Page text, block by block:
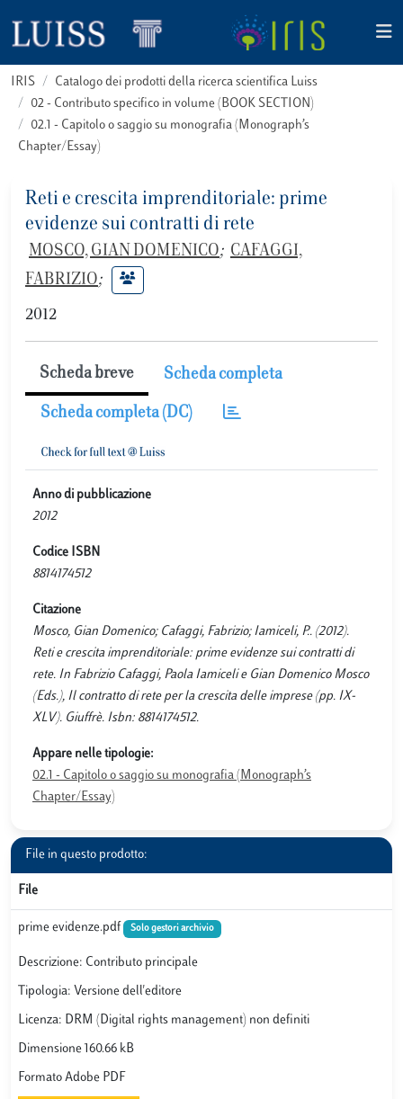
IRIS
Catalogo dei prodotti della ricerca scientifica Luiss
02 - Contributo specifico in volume (BOOK SECTION)
02.1 - Capitolo o saggio su monografia (Monograph’s
Chapter/Essay)
Reti e crescita imprenditoriale: prime
evidenze sui contratti di rete
MOSCO, GIAN DOMENICO; CAFAGGI,
FABRIZIO;
2012
Scheda breve Scheda completa
Scheda completa (DC)
Anno di pubblicazione
2012
Codice ISBN
8814174512
Citazione
Mosco, Gian Domenico; Cafaggi, Fabrizio; Iamiceli, P.. (2012).
Reti e crescita imprenditoriale: prime evidenze sui contratti di
rete. In Fabrizio Cafaggi, Paola Iamiceli e Gian Domenico Mosco
(Eds.), Il contratto di rete per la crescita delle imprese (pp. IX-
XLV). Giuffrè. Isbn: 8814174512.
Appare nelle tipologie:
02.1 - Capitolo o saggio su monografia (Monograph’s
Chapter/Essay)
File in questo prodotto:
File
prime evidenze.pdf Solo gestori archivio
Descrizione: Contributo principale
Tipologia: Versione dell'editore
Licenza: DRM (Digital rights management) non definiti
Dimensione 160.66 kB
Formato Adobe PDF